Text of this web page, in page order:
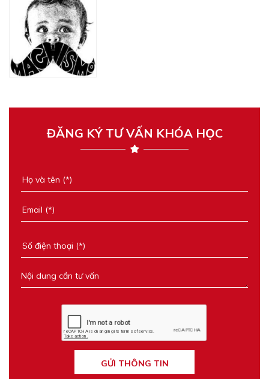
ĐĂNG KÝ TƯ VẤN KHÓA HỌC
GỬI THÔNG TIN